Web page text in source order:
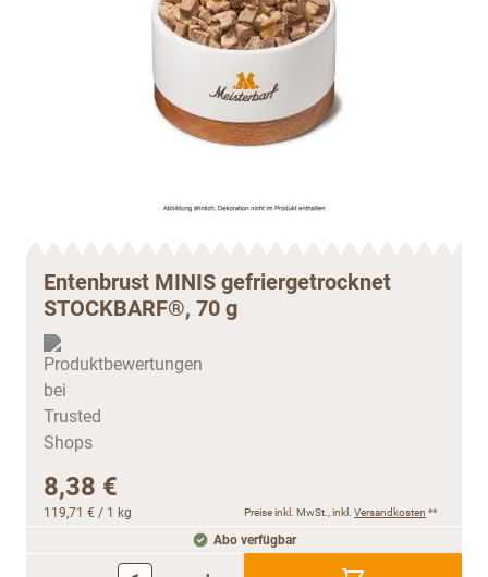
Entenbrust MINIS gefriergetrocknet
STOCKBARF®, 70 g
8,38 €
119,71 € / 1 kg Preise inkl. MwSt., inkl. Versandkosten **
Abo verfügbar